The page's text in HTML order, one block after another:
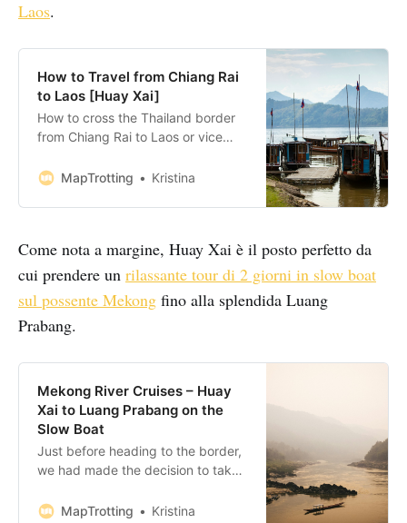
Laos.
How to Travel from Chiang Rai
to Laos [Huay Xai]
How to cross the Thailand border
from Chiang Rai to Laos or vice
options for travelling between both
MapTrotting Kristina
Come nota a margine, Huay Xai è il posto perfetto da
cui prendere un rilassante tour di 2 giorni in slow boat
sul possente Mekong fino alla splendida Luang
Prabang.
Mekong River Cruises – Huay
Xai to Luang Prabang on the
Slow Boat
Just before heading to the border,
we had made the decision to take
boat’ from northern Laos,
MapTrotting Kristina